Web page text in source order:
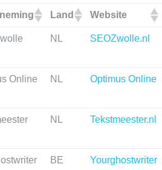
Land Website
NL SEOZwolle.nl
Online NL Optimus Online
NL Tekstmeester.nl
BE Yourghostwriter